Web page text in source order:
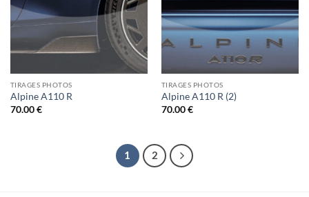
TIRAGES PHOTOS
Alpine A110 R
70.00€
TIRAGES PHOTOS
Alpine A110 R (2)
70.00€
1 2